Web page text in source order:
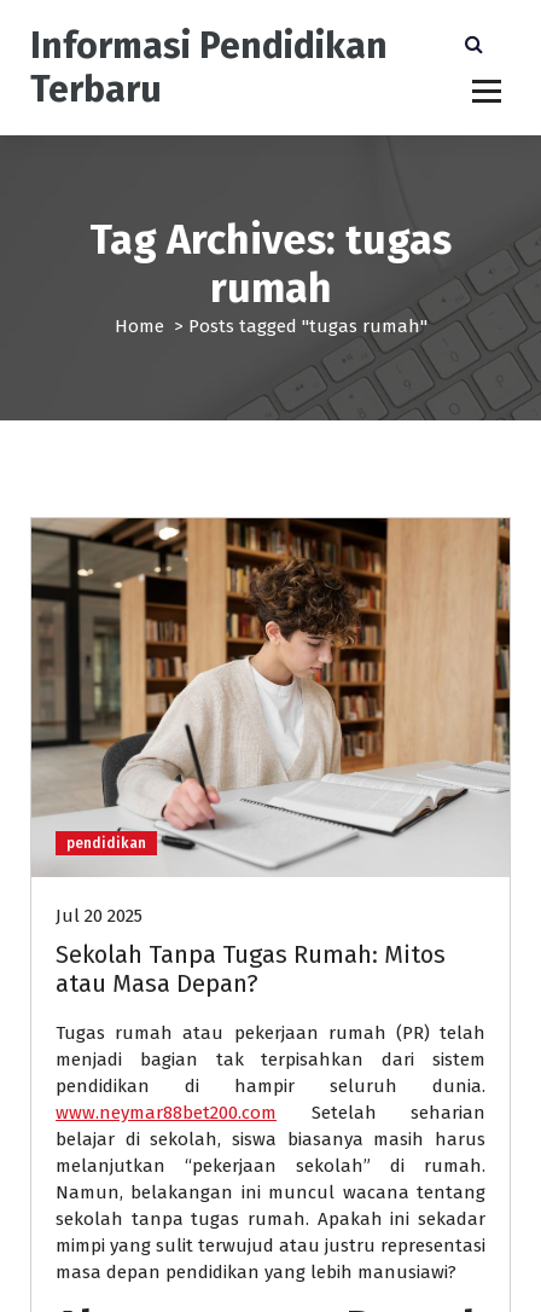
Informasi Pendidikan
Terbaru
Tag Archives: tugas
rumah
Home > Posts tagged "tugas rumah"
pendidikan
Jul 20 2025
Sekolah Tanpa Tugas Rumah: Mitos
atau Masa Depan?
Tugas rumah atau pekerjaan rumah (PR) telah
menjadi bagian tak terpisahkan dari sistem
pendidikan di hampir seluruh dunia.
www.neymar88bet200.com Setelah seharian
belajar di sekolah, siswa biasanya masih harus
melanjutkan “pekerjaan sekolah” di rumah.
Namun, belakangan ini muncul wacana tentang
sekolah tanpa tugas rumah. Apakah ini sekadar
mimpi yang sulit terwujud atau justru representasi
masa depan pendidikan yang lebih manusiawi?